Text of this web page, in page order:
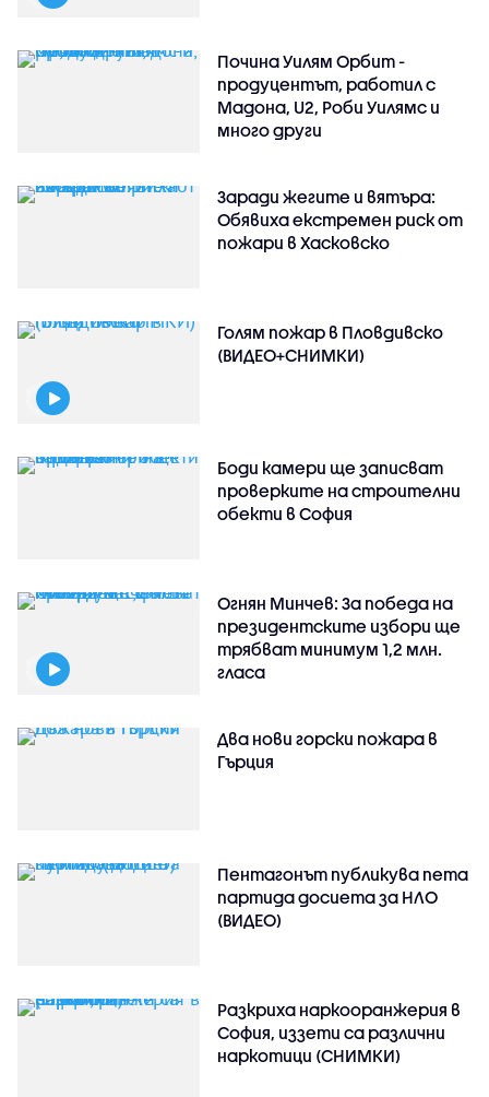
Почина Уилям Орбит -
продуцентът, работил с
Мадона, U2, Роби Уилямс и
много други
Заради жегите и вятъра:
Обявиха екстремен риск от
пожари в Хасковско
Голям пожар в Пловдивско
(ВИДЕО+СНИМКИ)
Боди камери ще записват
проверките на строителни
обекти в София
Огнян Минчев: За победа на
президентските избори ще
трябват минимум 1,2 млн.
гласа
Два нови горски пожара в
Гърция
Пентагонът публикува пета
партида досиета за НЛО
(ВИДЕО)
Разкриха наркооранжерия в
София, иззети са различни
наркотици (СНИМКИ)